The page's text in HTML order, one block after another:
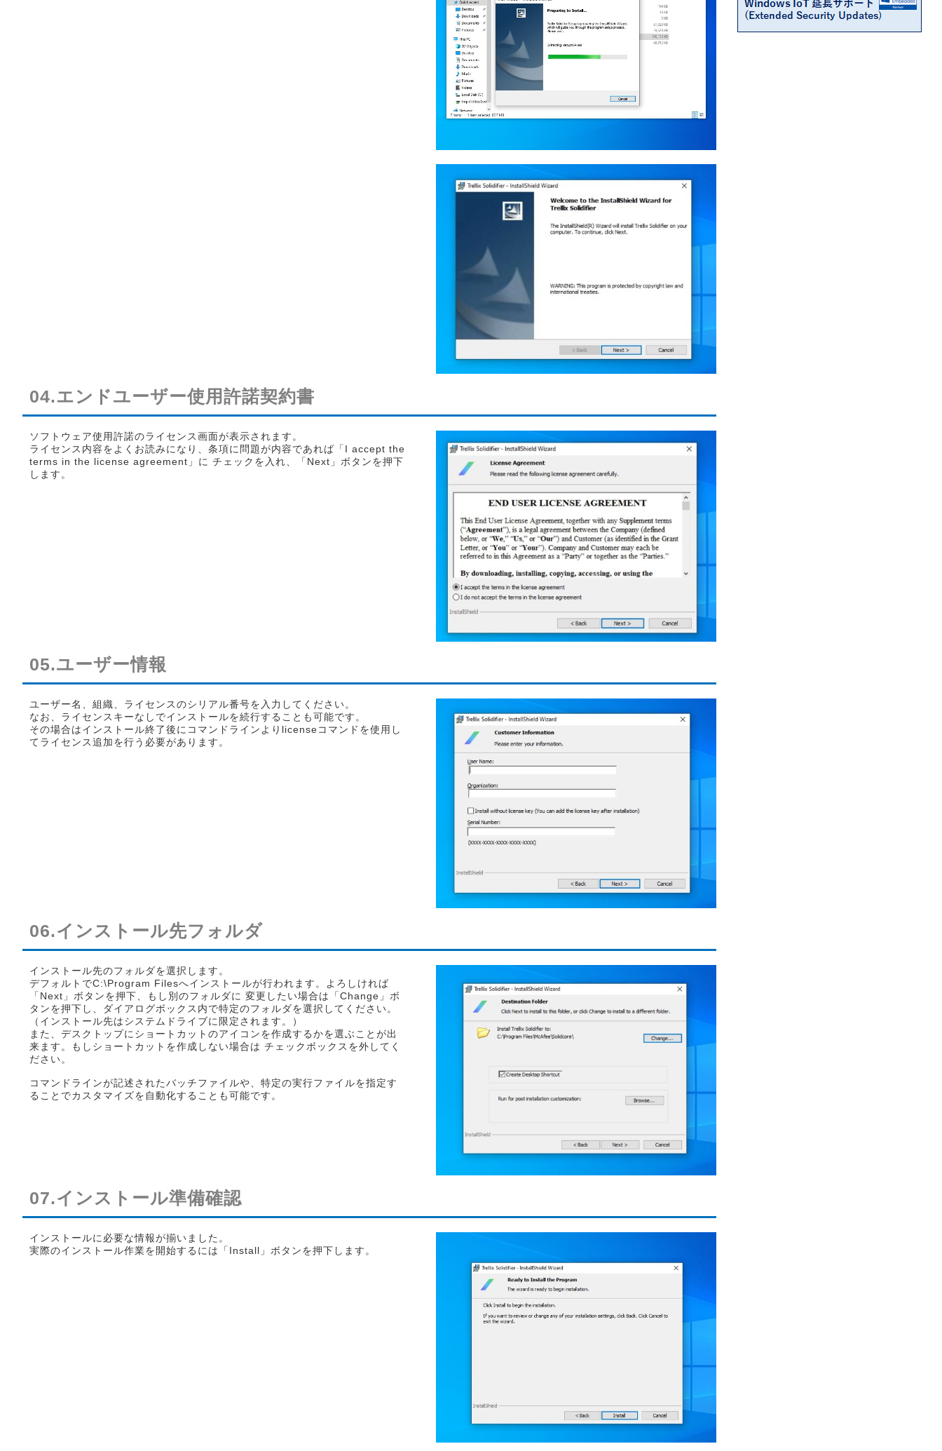
04.エンドユーザー使用許諾契約書
ソフトウェア使用許諾のライセンス画面が表示されます。
ライセンス内容をよくお読みになり、条項に問題が内容であれば「I accept the
terms in the license agreement」に チェックを入れ、「Next」ボタンを押下
します。
05.ユーザー情報
ユーザー名、組織、ライセンスのシリアル番号を入力してください。
なお、ライセンスキーなしでインストールを続行することも可能です。
その場合はインストール終了後にコマンドラインよりlicenseコマンドを使用し
てライセンス追加を行う必要があります。
06.インストール先フォルダ
インストール先のフォルダを選択します。
デフォルトでC:\Program Filesへインストールが行われます。よろしければ
「Next」ボタンを押下、もし別のフォルダに 変更したい場合は「Change」ボ
タンを押下し、ダイアログボックス内で特定のフォルダを選択してください。
（インストール先はシステムドライブに限定されます。）
また、デスクトップにショートカットのアイコンを作成するかを選ぶことが出
来ます。もしショートカットを作成しない場合は チェックボックスを外してく
ださい。
コマンドラインが記述されたバッチファイルや、特定の実行ファイルを指定す
ることでカスタマイズを自動化することも可能です。
07.インストール準備確認
インストールに必要な情報が揃いました。
実際のインストール作業を開始するには「Install」ボタンを押下します。